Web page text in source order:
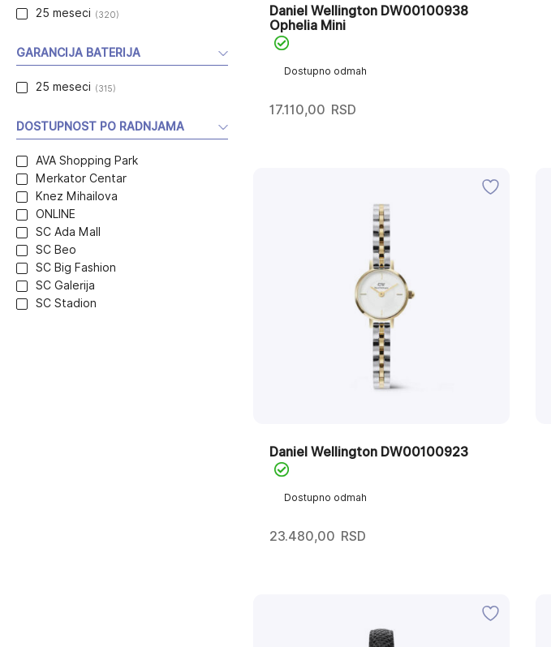
Dostupno odmah
Daniel Wellington DW00100938
Ophelia Mini
17.110,00 RSD
Dostupno odmah
Daniel Wellington DW00100923
23.480,00 RSD
25 meseci (320)
GARANCIJA BATERIJA
25 meseci (315)
DOSTUPNOST PO RADNJAMA
AVA Shopping Park
Merkator Centar
Knez Mihailova
ONLINE
SC Ada Mall
SC Beo
SC Big Fashion
SC Galerija
SC Stadion